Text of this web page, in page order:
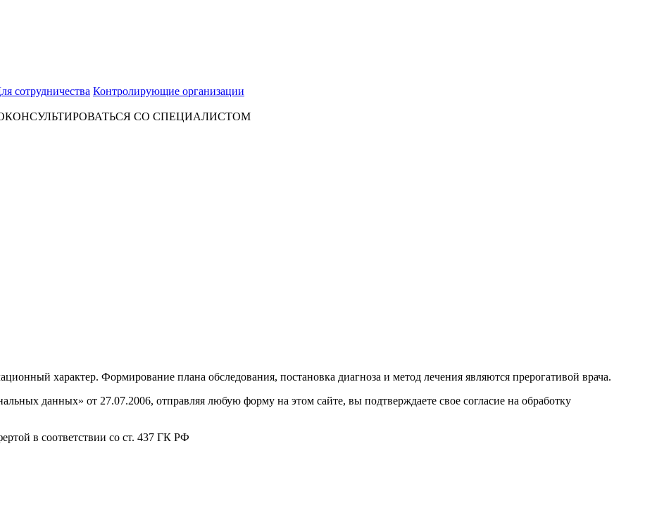
сотрудничества Контролирующие организации
СО СПЕЦИАЛИСТОМ
характер. Формирование плана обследования, постановка диагноза и метод лечения являются прерогативой врача.
данных» от 27.07.2006, отправляя любую форму на этом сайте, вы подтверждаете свое согласие на обработку
в соответствии со ст. 437 ГК РФ